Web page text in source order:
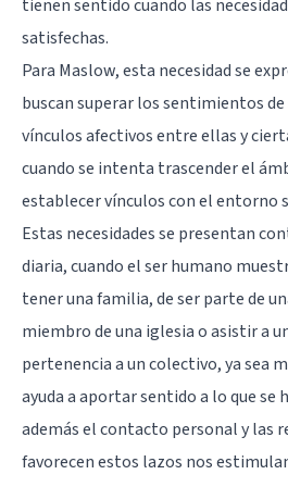
tienen sentido cuando las
satisfechas.
Para Maslow, esta necesidad se
buscan superar los sentimientos
vínculos afectivos entre ellas y
cuando se intenta trascender el
establecer vínculos con el entorno
Estas necesidades se presentan
diaria, cuando el ser humano
tener una familia, de ser parte de
miembro de una iglesia o asistir a
pertenencia a un colectivo, ya sea
ayuda a aportar sentido a lo que se
además el contacto personal y las
favorecen estos lazos nos